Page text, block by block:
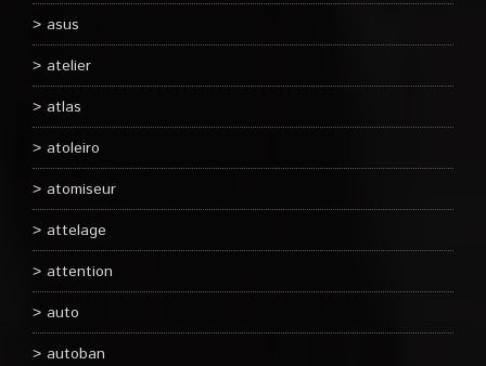
asus
atelier
atlas
atoleiro
atomiseur
attelage
attention
auto
autoban